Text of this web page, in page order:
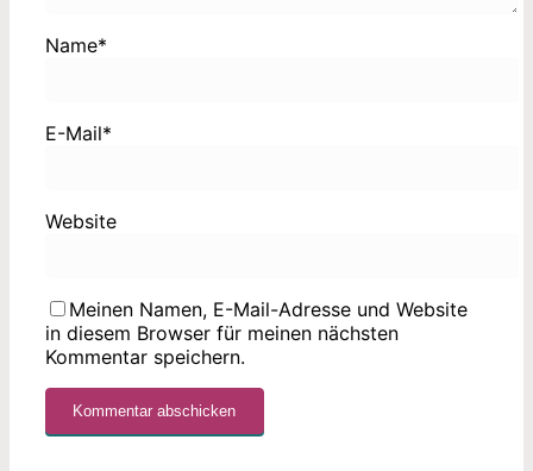
Name*
E-Mail*
Website
Meinen Namen, E-Mail-Adresse und Website
in diesem Browser für meinen nächsten
Kommentar speichern.